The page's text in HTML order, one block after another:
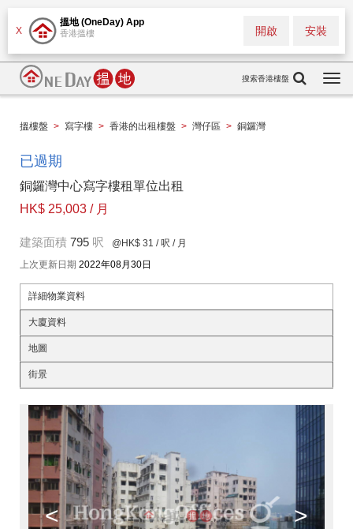
X
搵地 (OneDay) App
香港搵樓 安裝
開啟
搜索香港樓盤
搵樓盤 > 寫字樓 > 香港的出租樓盤 > 灣仔區 > 銅鑼灣
已過期
銅鑼灣中心寫字樓租單位出租
HK$ 25,003 / 月
建築面積 795 呎 @HK$ 31 / 呎 / 月
上次更新日期 2022年08月30日
詳細物業資料
大廈資料
地圖
街景
< >